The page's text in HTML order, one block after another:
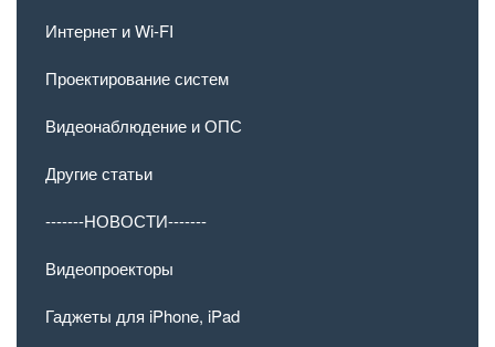
Интернет и Wi-FI
Проектирование систем
Видеонаблюдение и ОПС
Другие статьи
-------НОВОСТИ-------
Видеопроекторы
Гаджеты для iPhone, iPad